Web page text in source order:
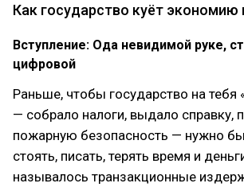
Как государство куёт экономию
Вступление: Ода невидимой руке,
цифровой
Раньше, чтобы государство на тебя
— собрало налоги, выдало справку,
пожарную безопасность — нужно
стоять, писать, терять время и
называлось транзакционные